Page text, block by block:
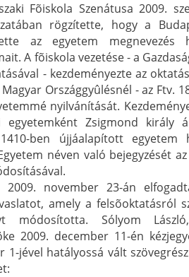
Fõiskola Szenátusa 2009.
rögzítette, hogy a
az egyetem megnevezés
A fõiskola vezetése - a
- kezdeményezte az
Országgyûlésnél - az Ftv.
nyilvánítását.
Zsigmond király
ben újjáalapított egyetem
néven való bejegyzését
2009. november 23-án
amely a felsõoktatásról
módosította. Sólyom
2009. december 11-én
1-jével hatályossá vált